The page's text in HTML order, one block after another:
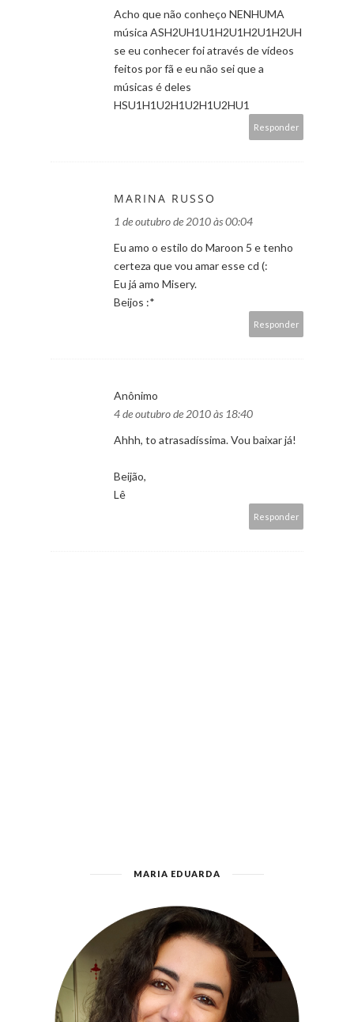
Acho que não conheço NENHUMA
música ASH2UH1U1H2U1H2U1H2UH
se eu conhecer foi através de vídeos
feitos por fã e eu não sei que a
músicas é deles
HSU1H1U2H1U2H1U2HU1
Responder
MARINA RUSSO
1 de outubro de 2010 às 00:04
Eu amo o estilo do Maroon 5 e tenho
certeza que vou amar esse cd (:
Eu já amo Misery.
Beijos :*
Responder
Anônimo
4 de outubro de 2010 às 18:40
Ahhh, to atrasadíssima. Vou baixar já!
Beijão,
Lê
Responder
MARIA EDUARDA